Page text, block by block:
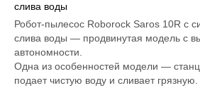
слива воды
Робот-пылесос Roborock Saros 10R с
слива воды — продвинутая модель с
автономности.
Одна из особенностей модели —
подает чистую воду и сливает грязную.